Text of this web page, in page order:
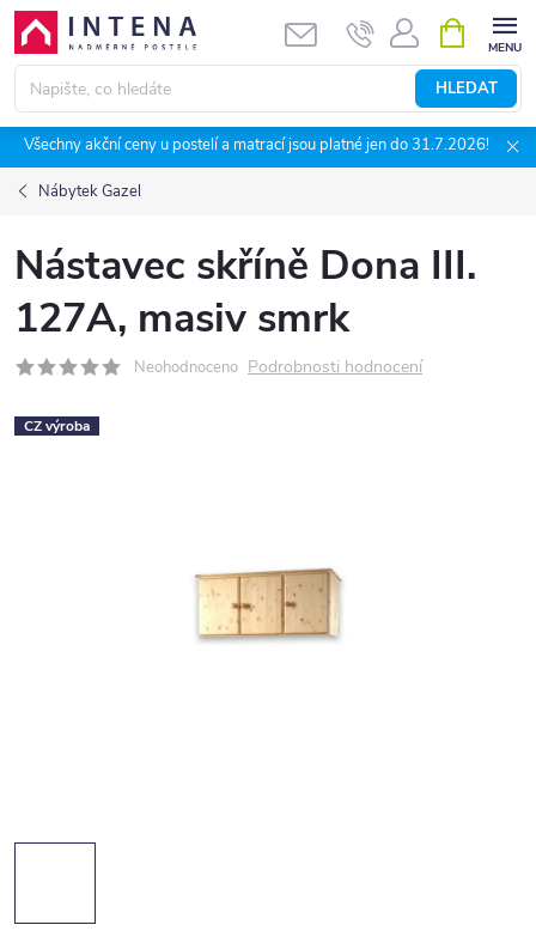
Přejít
obsah
HLEDAT
NÁKUPNÍ
KOŠÍK
Všechny akční ceny u postelí a matrací jsou platné jen do 31.7.2026!
Nábytek Gazel
Nástavec skříně Dona III.
127A, masiv smrk
Neohodnoceno Podrobnosti hodnocení
CZ výroba